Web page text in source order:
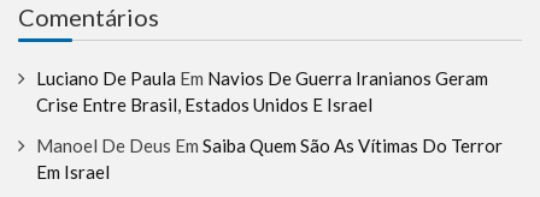
Comentários
Luciano De Paula Em Navios De Guerra Iranianos Geram
Crise Entre Brasil, Estados Unidos E Israel
Manoel De Deus Em Saiba Quem São As Vítimas Do Terror
Em Israel